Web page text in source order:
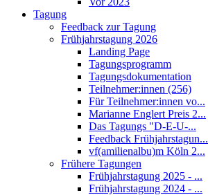
Tagung
Feedback zur Tagung
Frühjahrstagung 2026
Landing Page
Tagungsprogramm
Tagungsdokumentation
Teilnehmer:innen (256)
Für Teilnehmer:innen vo...
Marianne Englert Preis 2...
Das Tagungs "D-E-U-...
Feedback Frühjahrstagun...
vf(amilienalbu)m Köln 2...
Frühere Tagungen
Frühjahrstagung 2025 - ...
Frühjahrstagung 2024 - ...